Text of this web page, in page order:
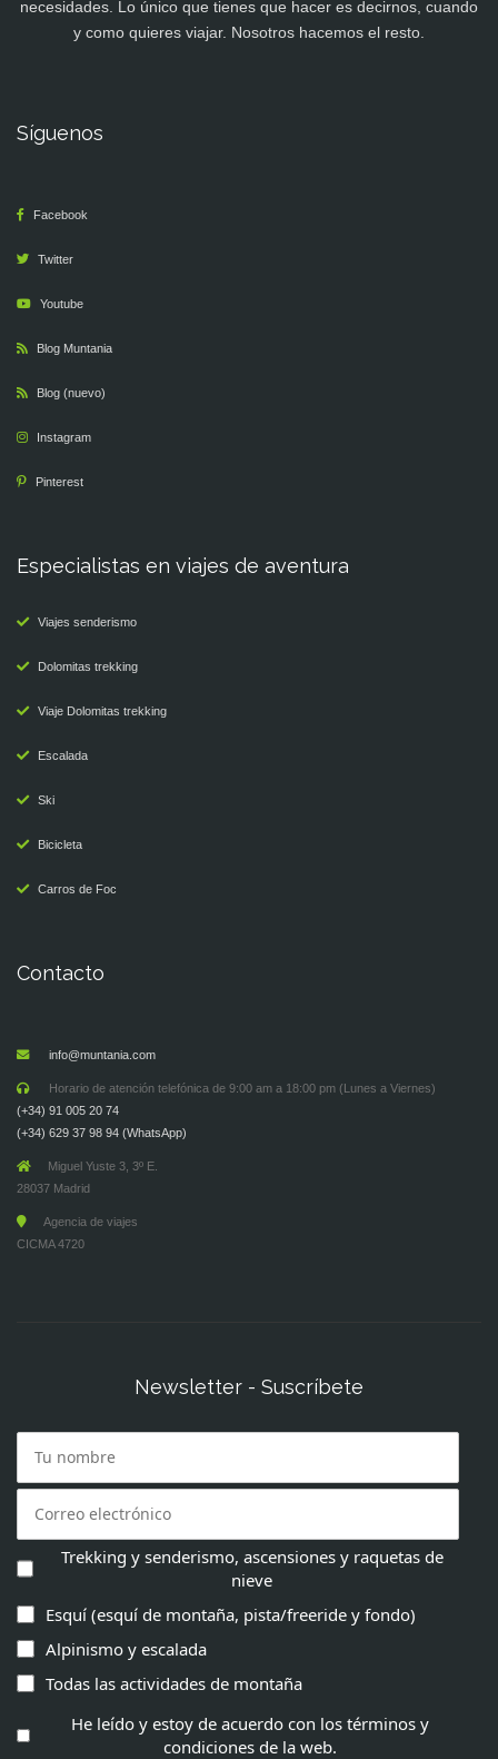
necesidades. Lo único que tienes que hacer es decirnos, cuando
y como quieres viajar. Nosotros hacemos el resto.
Síguenos
Facebook
Twitter
Youtube
Blog Muntania
Blog (nuevo)
Instagram
Pinterest
Especialistas en viajes de aventura
Viajes senderismo
Dolomitas trekking
Viaje Dolomitas trekking
Escalada
Ski
Bicicleta
Carros de Foc
Contacto
info@muntania.com
Horario de atención telefónica de 9:00 am a 18:00 pm (Lunes a Viernes)
(+34) 91 005 20 74
(+34) 629 37 98 94 (WhatsApp)
Miguel Yuste 3, 3º E.
28037 Madrid
Agencia de viajes
CICMA 4720
Newsletter - Suscríbete
Trekking y senderismo, ascensiones y raquetas de
nieve
Esquí (esquí de montaña, pista/freeride y fondo)
Alpinismo y escalada
Todas las actividades de montaña
He leído y estoy de acuerdo con los términos y
condiciones de la web.